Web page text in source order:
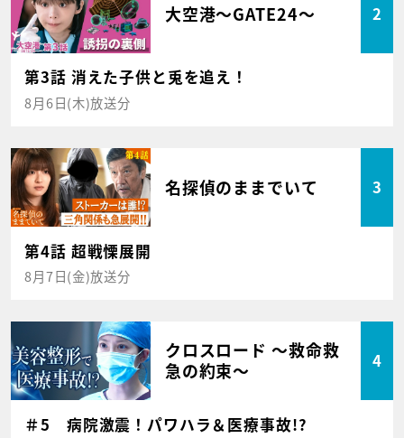
大空港～GATE24～ 2
第3話 消えた子供と兎を追え！
8月6日(木)放送分
名探偵のままでいて 3
第4話 超戦慄展開
8月7日(金)放送分
クロスロード ～救命救
急の約束～
4
＃5 病院激震！パワハラ＆医療事故!?